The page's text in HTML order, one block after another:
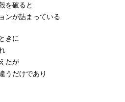
を破ると
ンが詰まっている
きに
たが
うだけであり